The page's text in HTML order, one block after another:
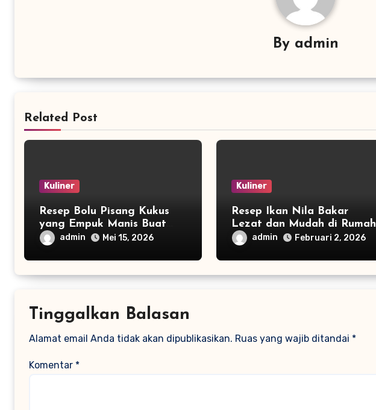
By admin
Related Post
Kuliner
Resep Bolu Pisang Kukus
yang Empuk Manis Buat
Teman Ngopi di Rumah
admin Mei 15, 2026
Kuliner
Resep Ikan Nila Bakar
Lezat dan Mudah di Rumah
admin Februari 2, 2026
Tinggalkan Balasan
Alamat email Anda tidak akan dipublikasikan. Ruas yang wajib ditandai *
Komentar *